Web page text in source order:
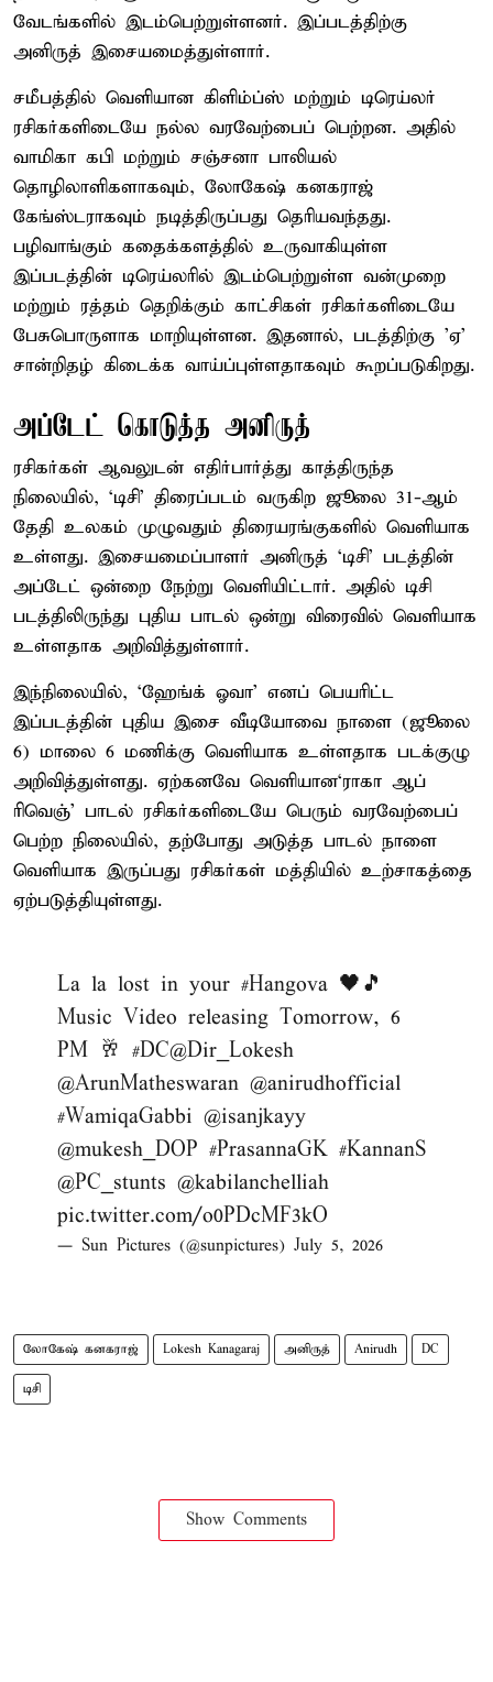
வேடங்களில் இடம்பெற்றுள்ளனர். இப்படத்திற்கு
அனிருத் இசையமைத்துள்ளார்.
சமீபத்தில் வெளியான கிளிம்ப்ஸ் மற்றும் டிரெய்லர்
ரசிகர்களிடையே நல்ல வரவேற்பைப் பெற்றன. அதில்
வாமிகா கபி மற்றும் சஞ்சனா பாலியல்
தொழிலாளிகளாகவும், லோகேஷ் கனகராஜ்
கேங்ஸ்டராகவும் நடித்திருப்பது தெரியவந்தது.
பழிவாங்கும் கதைக்களத்தில் உருவாகியுள்ள
இப்படத்தின் டிரெய்லரில் இடம்பெற்றுள்ள வன்முறை
மற்றும் ரத்தம் தெறிக்கும் காட்சிகள் ரசிகர்களிடையே
பேசுபொருளாக மாறியுள்ளன. இதனால், படத்திற்கு 'ஏ'
சான்றிதழ் கிடைக்க வாய்ப்புள்ளதாகவும் கூறப்படுகிறது.
அப்டேட் கொடுத்த அனிருத்
ரசிகர்கள் ஆவலுடன் எதிர்பார்த்து காத்திருந்த
நிலையில், ‘டிசி’ திரைப்படம் வருகிற ஜூலை 31-ஆம்
தேதி உலகம் முழுவதும் திரையரங்குகளில் வெளியாக
உள்ளது. இசையமைப்பாளர் அனிருத் ‘டிசி’ படத்தின்
அப்டேட் ஒன்றை நேற்று வெளியிட்டார். அதில் டிசி
படத்திலிருந்து புதிய பாடல் ஒன்று விரைவில் வெளியாக
உள்ளதாக அறிவித்துள்ளார்.
இந்நிலையில், ‘ஹேங்க் ஓவா’ எனப் பெயரிட்ட
இப்படத்தின் புதிய இசை வீடியோவை நாளை (ஜூலை
6) மாலை 6 மணிக்கு வெளியாக உள்ளதாக படக்குழு
அறிவித்துள்ளது. ஏற்கனவே வெளியான‘ராகா ஆப்
ரிவெஞ்’ பாடல் ரசிகர்களிடையே பெரும் வரவேற்பைப்
பெற்ற நிலையில், தற்போது அடுத்த பாடல் நாளை
வெளியாக இருப்பது ரசிகர்கள் மத்தியில் உற்சாகத்தை
ஏற்படுத்தியுள்ளது.
La la lost in your #Hangova 🖤🎵
Music Video releasing Tomorrow, 6
PM 🥂 #DC@Dir_Lokesh
@ArunMatheswaran @anirudhofficial
#WamiqaGabbi @isanjkayy
@mukesh_DOP #PrasannaGK #KannanS
@PC_stunts @kabilanchelliah
pic.twitter.com/o0PDcMF3kO
— Sun Pictures (@sunpictures) July 5, 2026
லோகேஷ் கனகராஜ் Lokesh Kanagaraj அனிருத் Anirudh DC
டிசி
Show Comments